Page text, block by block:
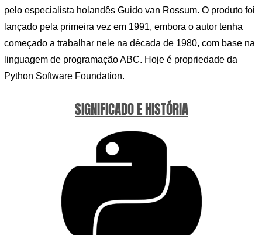
pelo especialista holandês Guido van Rossum. O produto foi
lançado pela primeira vez em 1991, embora o autor tenha
começado a trabalhar nele na década de 1980, com base na
linguagem de programação ABC. Hoje é propriedade da
Python Software Foundation.
SIGNIFICADO E HISTÓRIA